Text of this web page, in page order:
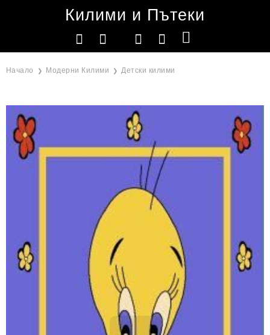
Килими и Пътеки
Начало Модерни Килими Детски килими